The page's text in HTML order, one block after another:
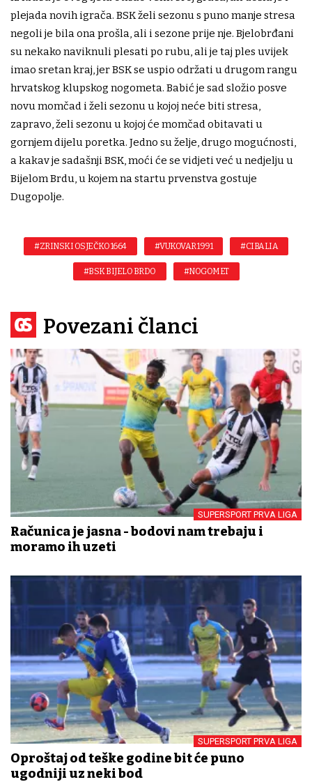
plejada novih igrača. BSK želi sezonu s puno manje stresa
negoli je bila ona prošla, ali i sezone prije nje. Bjelobrđani
su nekako naviknuli plesati po rubu, ali je taj ples uvijek
imao sretan kraj, jer BSK se uspio održati u drugom rangu
hrvatskog klupskog nogometa. Babić je sad složio posve
novu momčad i želi sezonu u kojoj neće biti stresa,
zapravo, želi sezonu u kojoj će momčad obitavati u
gornjem dijelu poretka. Jedno su želje, drugo mogućnosti,
a kakav je sadašnji BSK, moći će se vidjeti već u nedjelju u
Bijelom Brdu, u kojem na startu prvenstva gostuje
Dugopolje.
#ZRINSKI OSJEČKO 1664 #VUKOVAR 1991 #CIBALIA
#BSK BIJELO BRDO #NOGOMET
Povezani članci
SUPERSPORT PRVA LIGA
Računica je jasna - bodovi nam trebaju i
moramo ih uzeti
SUPERSPORT PRVA LIGA
Oproštaj od teške godine bit će puno
ugodniji uz neki bod